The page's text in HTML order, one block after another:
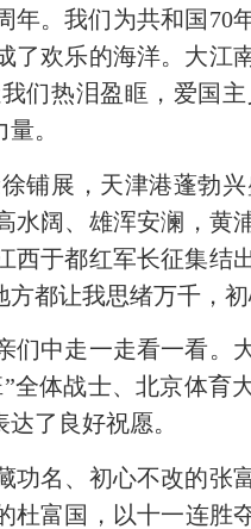
。我们为共和国70
欢乐的海洋。大江
们热泪盈眶，爱国
。
展，天津港蓬勃兴
水阔、雄浑安澜，
于都红军长征集
都让我思绪万千，
中走一走看一看。
全体战士、北京体
了良好祝愿。
名、初心不改的张
杜富国，以十一连